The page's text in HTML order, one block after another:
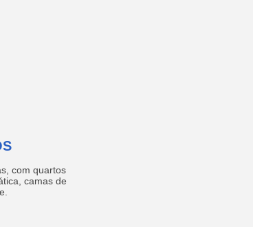
com quartos
camas de